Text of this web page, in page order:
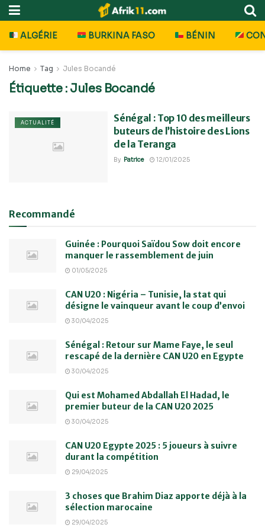
ALGÉRIE BURKINA FASO BÉNIN
Home Tag Jules Bocandé
Étiquette : Jules Bocandé
ACTUALITÉ
Sénégal : Top 10 des meilleurs
buteurs de l’histoire des Lions
de la Teranga
By Patrice 12/01/2025
Recommandé
Guinée : Pourquoi Saïdou Sow doit encore
manquer le rassemblement de juin
01/05/2025
CAN U20 : Nigéria – Tunisie, la stat qui
désigne le vainqueur avant le coup d’envoi
30/04/2025
Sénégal : Retour sur Mame Faye, le seul
rescapé de la dernière CAN U20 en Egypte
30/04/2025
Qui est Mohamed Abdallah El Hadad, le
premier buteur de la CAN U20 2025
30/04/2025
CAN U20 Egypte 2025 : 5 joueurs à suivre
durant la compétition
29/04/2025
3 choses que Brahim Diaz apporte déjà à la
sélection marocaine
29/04/2025